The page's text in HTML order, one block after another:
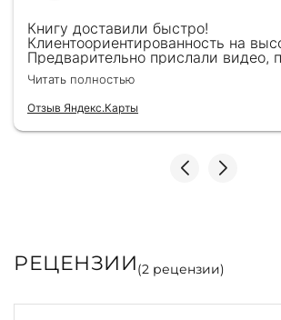
Книгу доставили быстро!
Клиентоориентированность на
Предварительно прислали видео,
книжку, быстро отправили и
подарочек) Спасибо!!!
Читать полностью
Отзыв Яндекс.Карты
РЕЦЕНЗИИ(2 рецензии)